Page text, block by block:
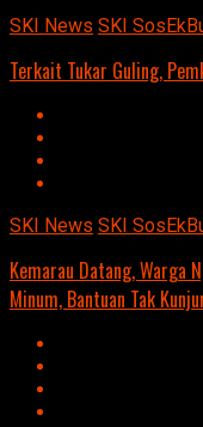
SKI News SKI
Terkait Tukar Guling,
SKI News SKI
Kemarau Datang, Warga
Minum, Bantuan Tak